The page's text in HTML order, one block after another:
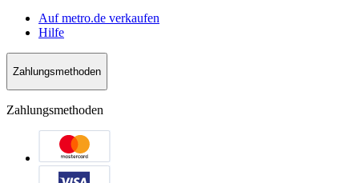
Auf metro.de verkaufen
Hilfe
Zahlungsmethoden
Zahlungsmethoden